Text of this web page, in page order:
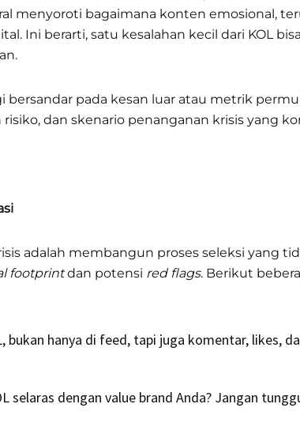
menyoroti bagaimana konten emosional,
Ini berarti, satu kesalahan kecil dari KOL
bersandar pada kesan luar atau metrik
risiko, dan skenario penanganan krisis yang
adalah membangun proses seleksi yang
footprintdan potensi red flags. Berikut
bukan hanya di feed, tapi juga komentar, likes,
selaras dengan value brand Anda? Jangan